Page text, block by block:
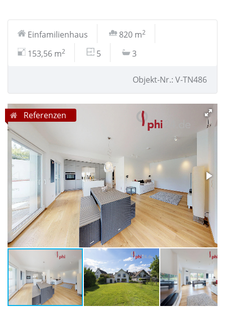
Einfamilienhaus 820 m2
153,56 m2 5 3
Objekt-Nr.: V-TN486
Referenzen